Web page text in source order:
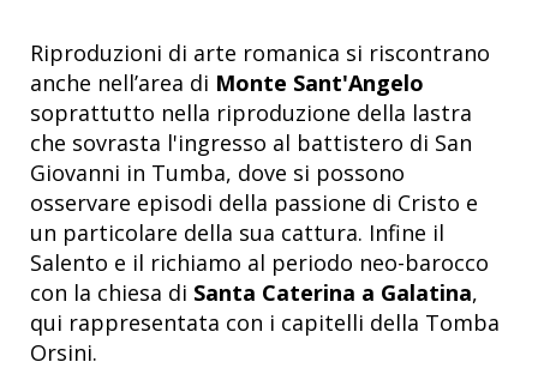
Riproduzioni di arte romanica si riscontrano
anche nell’area di Monte Sant'Angelo
soprattutto nella riproduzione della lastra
che sovrasta l'ingresso al battistero di San
Giovanni in Tumba, dove si possono
osservare episodi della passione di Cristo e
un particolare della sua cattura. Infine il
Salento e il richiamo al periodo neo-barocco
con la chiesa di Santa Caterina a Galatina,
qui rappresentata con i capitelli della Tomba
Orsini.